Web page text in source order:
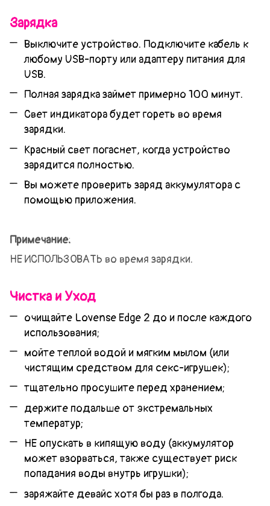
Зарядка
Выключите устройство. Подключите кабель к
любому USB-порту или адаптеру питания для
USB.
Полная зарядка займет примерно 100 минут.
Свет индикатора будет гореть во время
зарядки.
Красный свет погаснет, когда устройство
зарядится полностью.
Вы можете проверить заряд аккумулятора с
помощью приложения.
Примечание:
НЕ ИСПОЛЬЗОВАТЬ во время зарядки.
Чистка и Уход
очищайте Lovense Edge 2 до и после каждого
использования;
мойте теплой водой и мягким мылом (или
чистящим средством для секс-игрушек);
тщательно просушите перед хранением;
держите подальше от экстремальных
температур;
НЕ опускать в кипящую воду (аккумулятор
может взорваться, также существует риск
попадания воды внутрь игрушки);
заряжайте девайс хотя бы раз в полгода.